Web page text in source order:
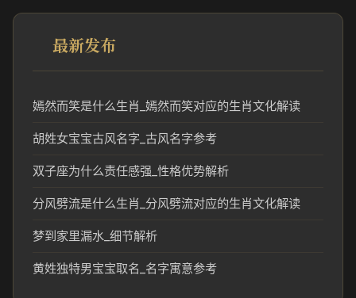
最新发布
嫣然而笑是什么生肖_嫣然而笑对应的生肖文化解读
胡姓女宝宝古风名字_古风名字参考
双子座为什么责任感强_性格优势解析
分风劈流是什么生肖_分风劈流对应的生肖文化解读
梦到家里漏水_细节解析
黄姓独特男宝宝取名_名字寓意参考